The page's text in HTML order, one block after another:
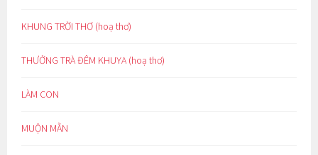
KHUNG TRỜI THƠ (hoạ thơ)
THƯỞNG TRÀ ĐÊM KHUYA (hoạ thơ)
LÀM CON
MUỘN MẰN